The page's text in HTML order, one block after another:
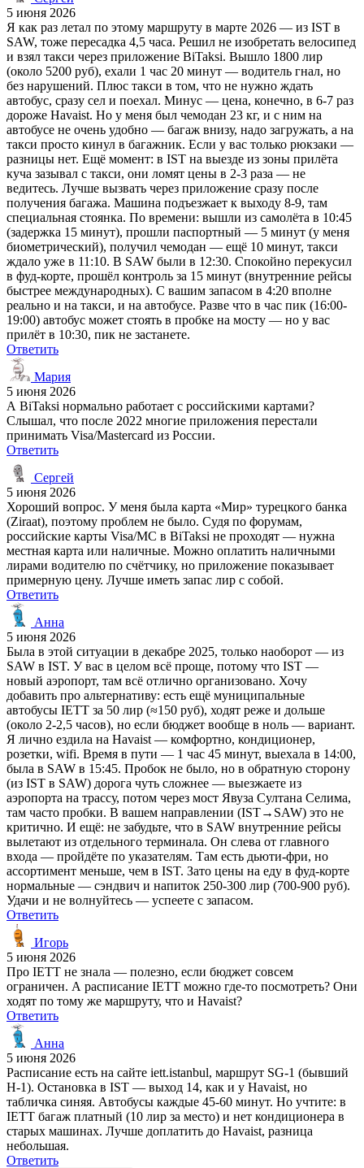
5 июня 2026
Я как раз летал по этому маршруту в марте 2026 — из IST в
SAW, тоже пересадка 4,5 часа. Решил не изобретать велосипед
и взял такси через приложение BiTaksi. Вышло 1800 лир
(около 5200 руб), ехали 1 час 20 минут — водитель гнал, но
без нарушений. Плюс такси в том, что не нужно ждать
автобус, сразу сел и поехал. Минус — цена, конечно, в 6-7 раз
дороже Havaist. Но у меня был чемодан 23 кг, и с ним на
автобусе не очень удобно — багаж внизу, надо загружать, а на
такси просто кинул в багажник. Если у вас только рюкзаки —
разницы нет. Ещё момент: в IST на выезде из зоны прилёта
куча зазывал с такси, они ломят цены в 2-3 раза — не
ведитесь. Лучше вызвать через приложение сразу после
получения багажа. Машина подъезжает к выходу 8-9, там
специальная стоянка. По времени: вышли из самолёта в 10:45
(задержка 15 минут), прошли паспортный — 5 минут (у меня
биометрический), получил чемодан — ещё 10 минут, такси
ждало уже в 11:10. В SAW были в 12:30. Спокойно перекусил
в фуд-корте, прошёл контроль за 15 минут (внутренние рейсы
быстрее международных). С вашим запасом в 4:20 вполне
реально и на такси, и на автобусе. Разве что в час пик (16:00-
19:00) автобус может стоять в пробке на мосту — но у вас
прилёт в 10:30, пик не застанете.
Ответить
Мария
5 июня 2026
А BiTaksi нормально работает с российскими картами?
Слышал, что после 2022 многие приложения перестали
принимать Visa/Mastercard из России.
Ответить
Сергей
5 июня 2026
Хороший вопрос. У меня была карта «Мир» турецкого банка
(Ziraat), поэтому проблем не было. Судя по форумам,
российские карты Visa/MC в BiTaksi не проходят — нужна
местная карта или наличные. Можно оплатить наличными
лирами водителю по счётчику, но приложение показывает
примерную цену. Лучше иметь запас лир с собой.
Ответить
Анна
5 июня 2026
Была в этой ситуации в декабре 2025, только наоборот — из
SAW в IST. У вас в целом всё проще, потому что IST —
новый аэропорт, там всё отлично организовано. Хочу
добавить про альтернативу: есть ещё муниципальные
автобусы IETT за 50 лир (≈150 руб), ходят реже и дольше
(около 2-2,5 часов), но если бюджет вообще в ноль — вариант.
Я лично ездила на Havaist — комфортно, кондиционер,
розетки, wifi. Время в пути — 1 час 45 минут, выехала в 14:00,
была в SAW в 15:45. Пробок не было, но в обратную сторону
(из IST в SAW) дорога чуть сложнее — выезжаете из
аэропорта на трассу, потом через мост Явуза Султана Селима,
там часто пробки. В вашем направлении (IST→SAW) это не
критично. И ещё: не забудьте, что в SAW внутренние рейсы
вылетают из отдельного терминала. Он слева от главного
входа — пройдёте по указателям. Там есть дьюти-фри, но
ассортимент меньше, чем в IST. Зато цены на еду в фуд-корте
нормальные — сэндвич и напиток 250-300 лир (700-900 руб).
Удачи и не волнуйтесь — успеете с запасом.
Ответить
Игорь
5 июня 2026
Про IETT не знала — полезно, если бюджет совсем
ограничен. А расписание IETT можно где-то посмотреть? Они
ходят по тому же маршруту, что и Havaist?
Ответить
Анна
5 июня 2026
Расписание есть на сайте iett.istanbul, маршрут SG-1 (бывший
H-1). Остановка в IST — выход 14, как и у Havaist, но
табличка синяя. Автобусы каждые 45-60 минут. Но учтите: в
IETT багаж платный (10 лир за место) и нет кондиционера в
старых машинах. Лучше доплатить до Havaist, разница
небольшая.
Ответить